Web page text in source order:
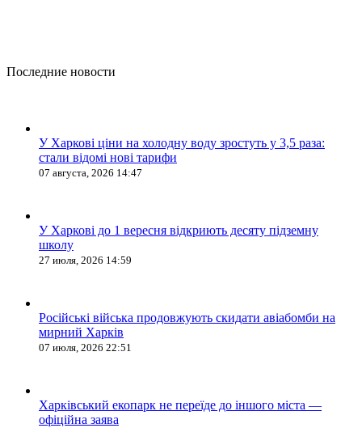
Последние новости
У Харкові ціни на холодну воду зростуть у 3,5 раза:
стали відомі нові тарифи
07 августа, 2026 14:47
У Харкові до 1 вересня відкриють десяту підземну
школу
27 июля, 2026 14:59
Російські війська продовжують скидати авіабомби на
мирний Харків
07 июля, 2026 22:51
Харківський екопарк не переїде до іншого міста —
офіційна заява